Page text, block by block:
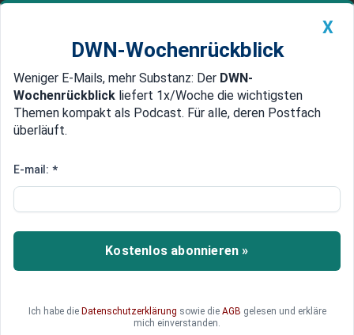
Newsticker MEIN DWN: Geldanlage Premium
Edelmetalle DWN-Magazin China
Preissteigerungen: Unruhen bei
Die britische Zentrale von Coca-Cola drängt auf
weitere Erhöhungen. Diese Idee dürfte in der
Deutschlandzentrale zu Unruhen führen.
X
DWN-Wochenrückblick
Weniger E-Mails, mehr Substanz: Der DWN-
Wochenrückblick liefert 1x/Woche die wichtigsten
Themen kompakt als Podcast. Für alle, deren Postfach
überläuft.
E-mail: *
Kostenlos abonnieren »
Ich habe die Datenschutzerklärung sowie die AGB gelesen und erkläre
mich einverstanden.